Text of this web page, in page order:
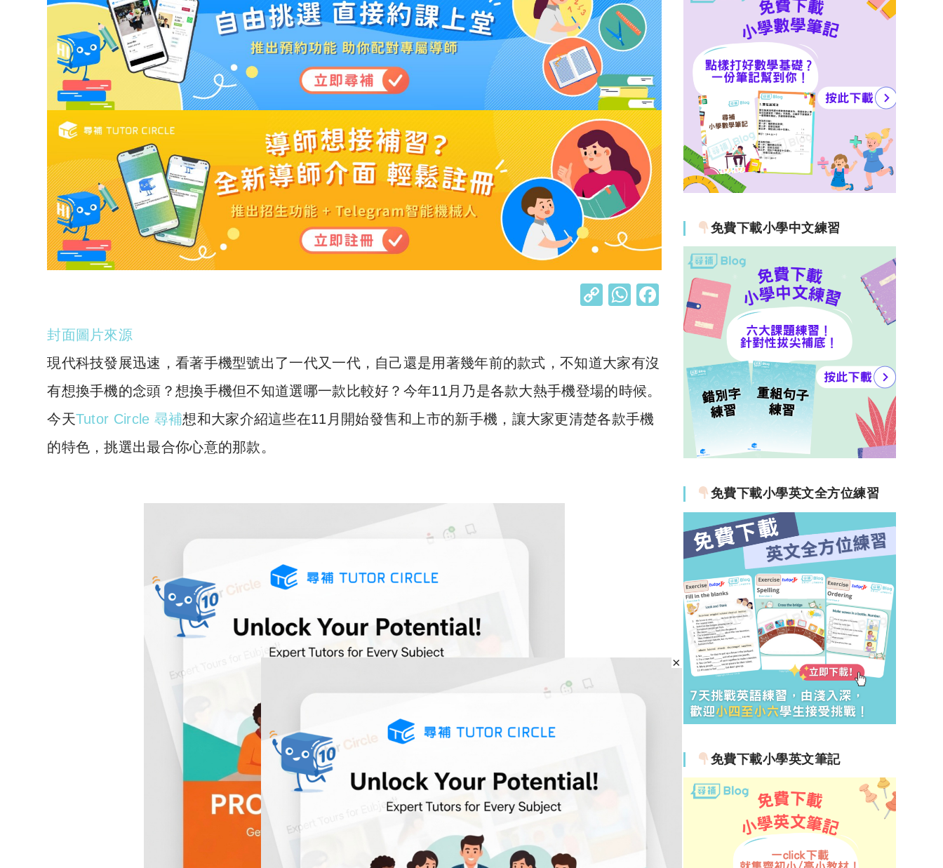
C
y
Li
n
k
W
s
A
p
p
封面圖片來源
現代科技發展迅速，看著手機型號出了一代又一代，自己還是用著幾年前的款式，不知道大家有沒
有想換手機的念頭？想換手機但不知道選哪一款比較好？今年11月乃是各款大熱手機登場的時候。
今天Tutor Circle 尋補想和大家介紹這些在11月開始發售和上市的新手機，讓大家更清楚各款手機
的特色，挑選出最合你心意的那款。
免費下載小學中文練習
免費下載小學英文全方位練習
免費下載小學英文筆記